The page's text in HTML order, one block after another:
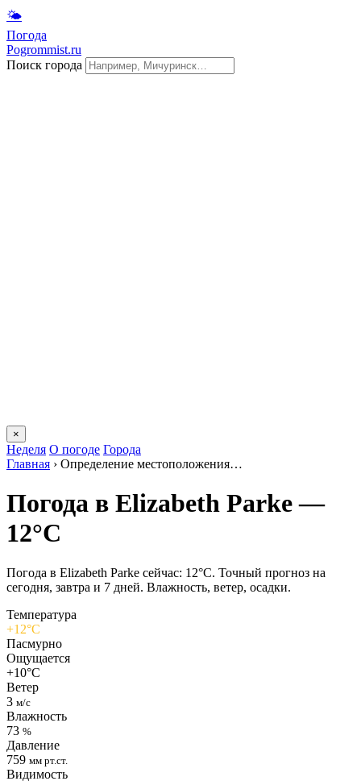
🌤
Погода
Pogrommist.ru
Поиск города
×
Неделя О погоде Города
Главная › Определение местоположения…
Погода в Elizabeth Parkе —
12°C
Погода в Elizabeth Parkе сейчас: 12°C. Точный прогноз на
сегодня, завтра и 7 дней. Влажность, ветер, осадки.
Температура
+12°C
Пасмурно
Ощущается
+10°C
Ветер
3 м/с
Влажность
73 %
Давление
759 мм рт.ст.
Видимость